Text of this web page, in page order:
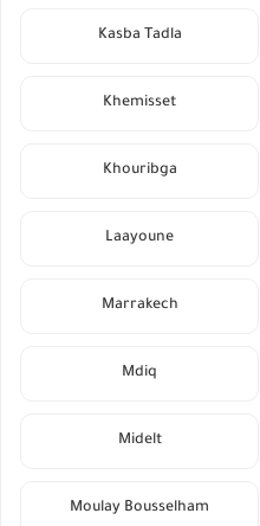
Kasba Tadla
Khemisset
Khouribga
Laayoune
Marrakech
Mdiq
Midelt
Moulay Bousselham